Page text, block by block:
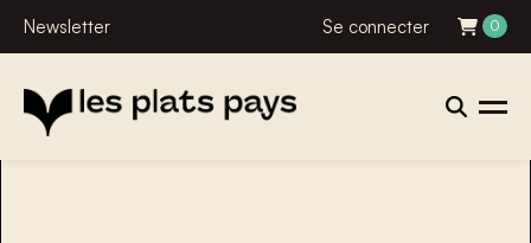
Newsletter Se connecter 0